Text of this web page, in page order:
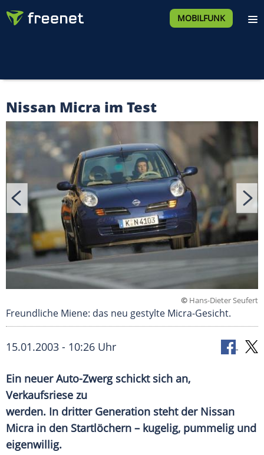
MOBILFUNK
Nissan Micra im Test
© Hans-Dieter Seufert
Freundliche Miene: das neu gestylte Micra-Gesicht.
15.01.2003 - 10:26 Uhr
Ein neuer Auto-Zwerg schickt sich an,
Verkaufsriese zu
werden. In dritter Generation steht der Nissan
Micra in den Startlöchern – kugelig, pummelig und
eigenwillig.